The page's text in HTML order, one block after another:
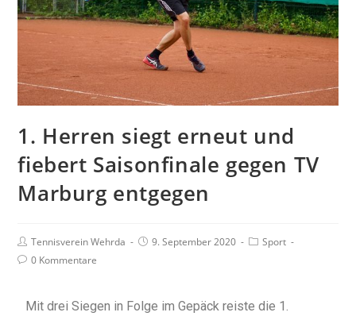
1. Herren siegt erneut und
fiebert Saisonfinale gegen TV
Marburg entgegen
Tennisverein Wehrda 9. September 2020
Sport
0 Kommentare
Mit drei Siegen in Folge im Gepäck reiste die 1.